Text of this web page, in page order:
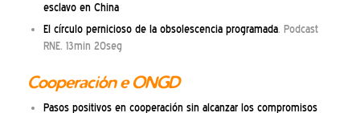
esclavo en China
El círculo pernicioso de la obsolescencia programada. Podcast
RNE. 13min 20seg
Cooperación e ONGD
Pasos positivos en cooperación sin alcanzar los compromisos